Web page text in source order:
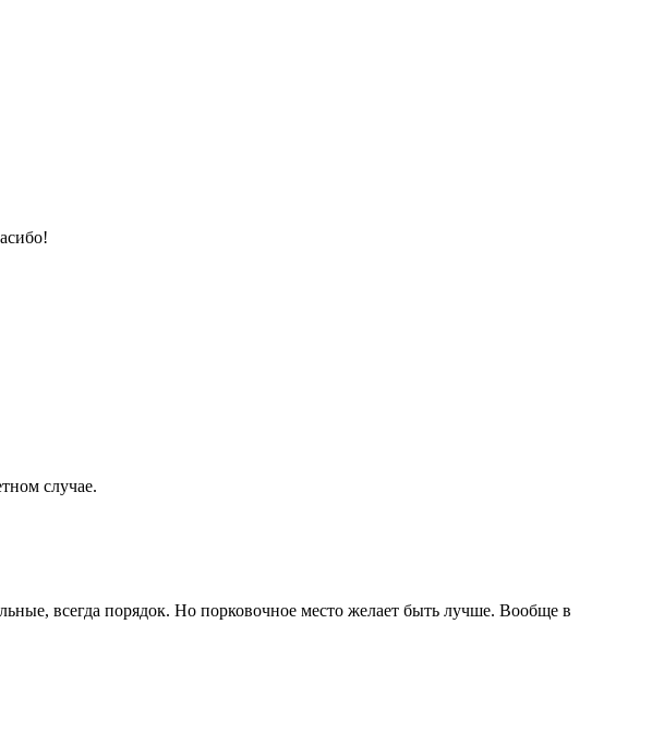
случае.
всегда порядок. Но порковочное место желает быть лучше. Вообще в